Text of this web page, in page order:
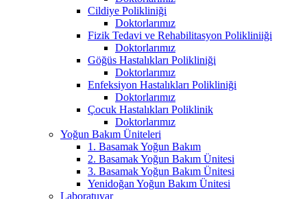
Cildiye Polikliniği
Doktorlarımız
Fizik Tedavi ve Rehabilitasyon Polikliniiği
Doktorlarımız
Göğüs Hastalıkları Polikliniği
Doktorlarımız
Enfeksiyon Hastalıkları Polikliniği
Doktorlarımız
Çocuk Hastalıkları Poliklinik
Doktorlarımız
Yoğun Bakım Üniteleri
1. Basamak Yoğun Bakım
2. Basamak Yoğun Bakım Ünitesi
3. Basamak Yoğun Bakım Ünitesi
Yenidoğan Yoğun Bakım Ünitesi
Laboratuvar